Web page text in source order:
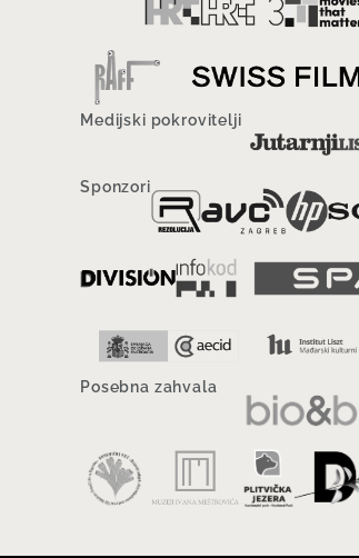
Medijski pokrovitelji
Sponzori
Posebna zahvala